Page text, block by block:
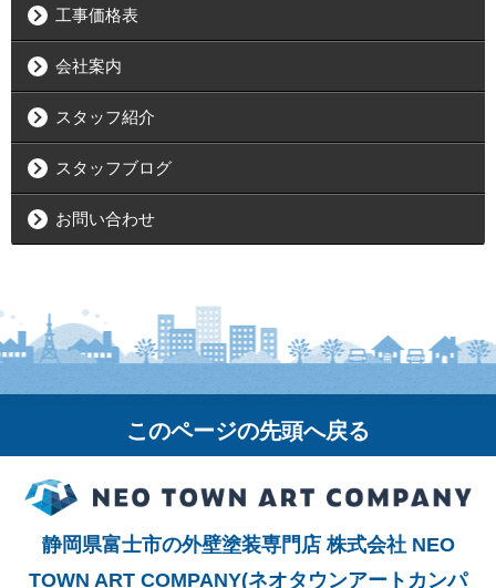
工事価格表
会社案内
スタッフ紹介
スタッフブログ
お問い合わせ
このページの先頭へ戻る
静岡県富士市の外壁塗装専門店 株式会社 NEO
TOWN ART COMPANY(ネオタウンアートカンパ